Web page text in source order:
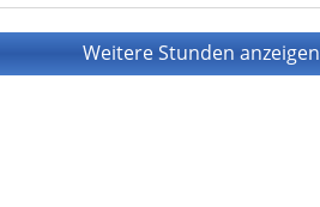
Weitere Stunden anzeigen